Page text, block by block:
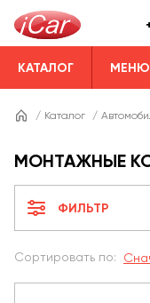
КАТАЛОГ МЕНЮ
/ Каталог /
МОНТАЖНЫЕ
ФИЛЬТР
Сортировать по: